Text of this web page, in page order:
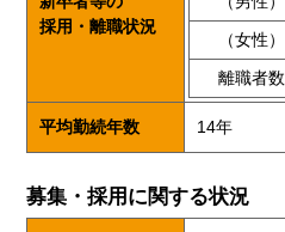
採用・離職状況
（女性）
離職者数
平均勤続年数 14年
募集・採用に関する状況